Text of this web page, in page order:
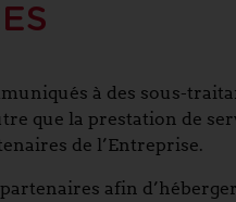
à des sous-
que la prestation de
de l’Entreprise.
afin